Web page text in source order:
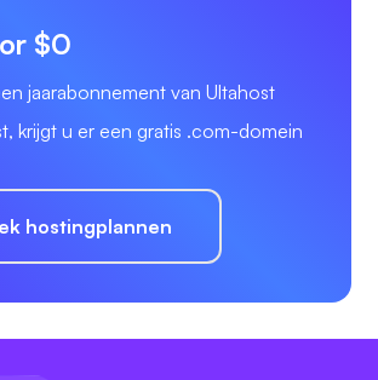
$0
jaarabonnement van Ultahost
krijgt u er een gratis .com-domein
hostingplannen